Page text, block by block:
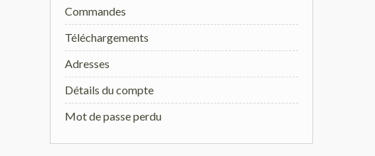
Commandes
Téléchargements
Adresses
Détails du compte
Mot de passe perdu